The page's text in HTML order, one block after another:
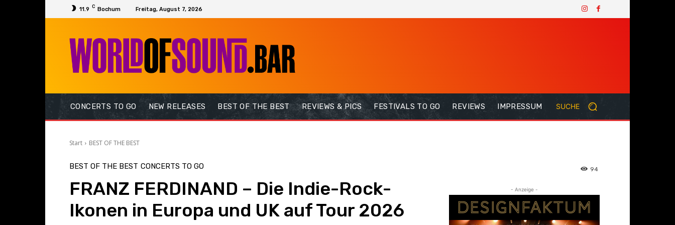
11.9 C Bochum Freitag, August 7, 2026
CONCERTS TO GO NEW RELEASES BEST OF THE BEST REVIEWS & PICS FESTIVALS TO GO REVIEWS IMPRESSUM SUCHE
Start BEST OF THE BEST
BEST OF THE BEST CONCERTS TO GO
FRANZ FERDINAND – Die Indie-Rock-
Ikonen in Europa und UK auf Tour 2026
94
- Anzeige -